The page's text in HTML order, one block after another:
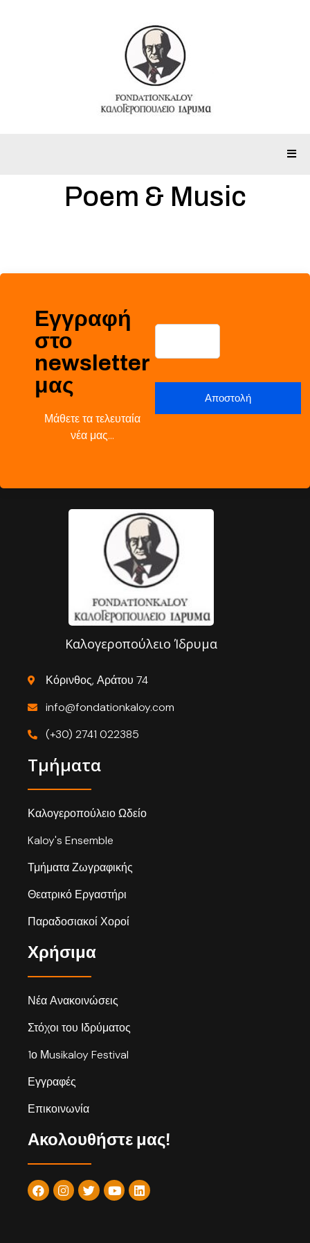
Poem & Music
Εγγραφή
στο
newsletter
μας
Μάθετε τα τελευταία
νέα μας…
Καλογεροπούλειο Ίδρυμα
Κόρινθος, Αράτου 74
info@fondationkaloy.com
(+30) 2741 022385
Τμήματα
Καλογεροπούλειο Ωδείο
Kaloy's Ensemble
Τμήματα Ζωγραφικής
Θεατρικό Εργαστήρι
Παραδοσιακοί Χοροί
Χρήσιμα
Νέα Ανακοινώσεις
Στόχοι του Ιδρύματος
1ο Μusikaloy Festival
Εγγραφές
Επικοινωνία
Ακολουθήστε μας!